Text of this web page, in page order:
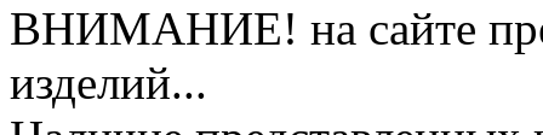
ВНИМАНИЕ! на сайте
изделий...